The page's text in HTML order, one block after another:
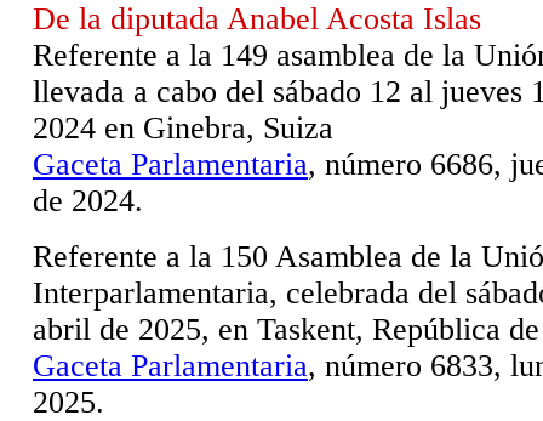
De la diputada Anabel Acosta Islas
Referente a la 149 asamblea de la
llevada a cabo del sábado 12 al jueves
2024 en Ginebra, Suiza
Gaceta Parlamentaria, número 6686,
de 2024.
Referente a la 150 Asamblea de la
Interparlamentaria, celebrada del
abril de 2025, en Taskent, República
Gaceta Parlamentaria, número 6833,
2025.